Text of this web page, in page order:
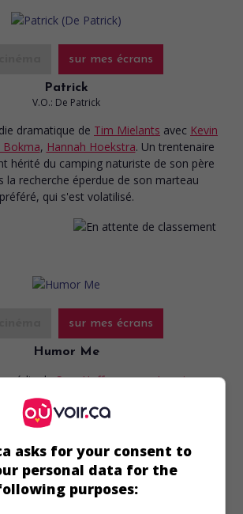
sur mes écrans
Patrick
V.O.: De Patrick
dramatique de Tim Mielants avec Kevin
Bokma, Hannah Hoekstra. Un trentenaire
hérité du camping naturiste de son père
la recherche éperdue de son marteau
préféré, qui s'est volatilisé.
sur mes écrans
Humor Me
de Sam Hoffman avec Jemaine
Gould,Ingrid Michaelson
avec son père blagueur dans une
de golf du New Jersey.
asks for your consent to
personal data for the
purposes: